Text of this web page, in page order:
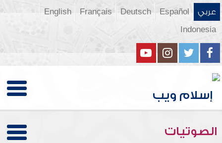
عربي Español
Deutsch
Français
English
Indonesia
الصوتيات